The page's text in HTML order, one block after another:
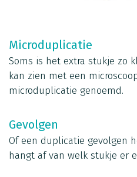
Microduplicatie
Soms is het extra stukje zo
kan zien met een
microduplicatie genoemd.
Gevolgen
Of een duplicatie gevolgen
hangt af van welk stukje er